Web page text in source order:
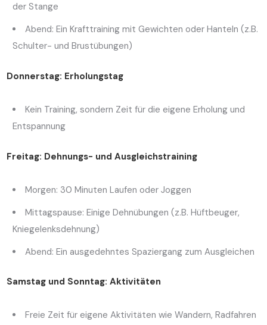
der Stange
Abend: Ein Krafttraining mit Gewichten oder Hanteln (z.B.
Schulter- und Brustübungen)
Donnerstag: Erholungstag
Kein Training, sondern Zeit für die eigene Erholung und
Entspannung
Freitag: Dehnungs- und Ausgleichstraining
Morgen: 30 Minuten Laufen oder Joggen
Mittagspause: Einige Dehnübungen (z.B. Hüftbeuger,
Kniegelenksdehnung)
Abend: Ein ausgedehntes Spaziergang zum Ausgleichen
Samstag und Sonntag: Aktivitäten
Freie Zeit für eigene Aktivitäten wie Wandern, Radfahren